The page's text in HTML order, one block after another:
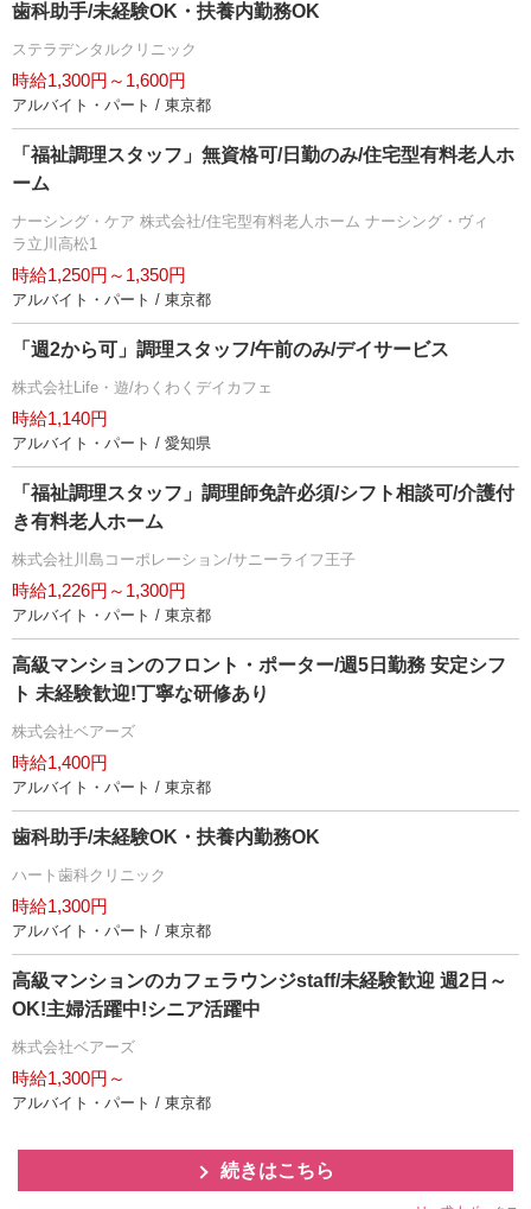
歯科助手/未経験OK・扶養内勤務OK
ステラデンタルクリニック
時給1,300円～1,600円
アルバイト・パート / 東京都
「福祉調理スタッフ」無資格可/日勤のみ/住宅型有料老人ホ
ーム
ナーシング・ケア 株式会社/住宅型有料老人ホーム ナーシング・ヴィ
ラ立川高松1
時給1,250円～1,350円
アルバイト・パート / 東京都
「週2から可」調理スタッフ/午前のみ/デイサービス
株式会社Life・遊/わくわくデイカフェ
時給1,140円
アルバイト・パート / 愛知県
「福祉調理スタッフ」調理師免許必須/シフト相談可/介護付
き有料老人ホーム
株式会社川島コーポレーション/サニーライフ王子
時給1,226円～1,300円
アルバイト・パート / 東京都
高級マンションのフロント・ポーター/週5日勤務 安定シフ
ト 未経験歓迎!丁寧な研修あり
株式会社ベアーズ
時給1,400円
アルバイト・パート / 東京都
歯科助手/未経験OK・扶養内勤務OK
ハート歯科クリニック
時給1,300円
アルバイト・パート / 東京都
高級マンションのカフェラウンジstaff/未経験歓迎 週2日～
OK!主婦活躍中!シニア活躍中
株式会社ベアーズ
時給1,300円～
アルバイト・パート / 東京都
続きはこちら